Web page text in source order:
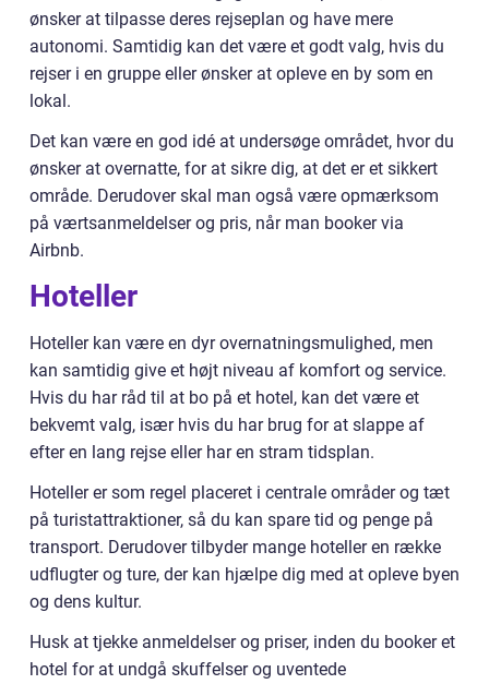
ønsker at tilpasse deres rejseplan og have mere
autonomi. Samtidig kan det være et godt valg, hvis du
rejser i en gruppe eller ønsker at opleve en by som en
lokal.
Det kan være en god idé at undersøge området, hvor du
ønsker at overnatte, for at sikre dig, at det er et sikkert
område. Derudover skal man også være opmærksom
på værtsanmeldelser og pris, når man booker via
Airbnb.
Hoteller
Hoteller kan være en dyr overnatningsmulighed, men
kan samtidig give et højt niveau af komfort og service.
Hvis du har råd til at bo på et hotel, kan det være et
bekvemt valg, især hvis du har brug for at slappe af
efter en lang rejse eller har en stram tidsplan.
Hoteller er som regel placeret i centrale områder og tæt
på turistattraktioner, så du kan spare tid og penge på
transport. Derudover tilbyder mange hoteller en række
udflugter og ture, der kan hjælpe dig med at opleve byen
og dens kultur.
Husk at tjekke anmeldelser og priser, inden du booker et
hotel for at undgå skuffelser og uventede